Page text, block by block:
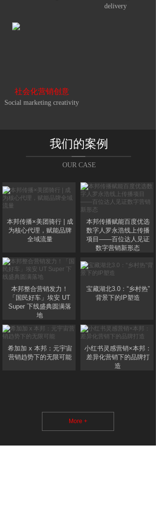
社会化营销创意
Social marketing creativity
delivery
我们的案例
OUR CASE
本邦传播×美团骑行 | 成
为核心代理，赋能品牌
全域流量
本邦传播赋能百度优选
数字人罗永浩线上传播
项目——百位达人见证
数字营销新形态
本邦整合营销发力！
「国民好车」埃安 UT
Super 下线盛典圆满落
地
宝藏湖北3.0：“乡村热”
背景下的IP塑造
希加加 x 本邦：元宇宙
营销趋势下的无限可能
小红书灵感营销×本邦：
差异化营销下的品牌打
造
More +